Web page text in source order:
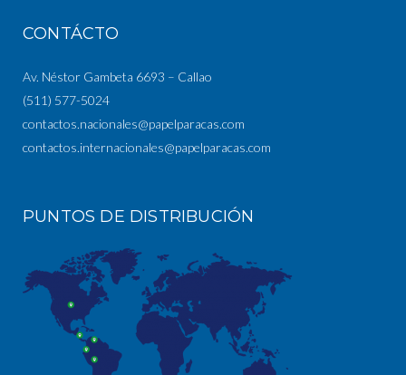
CONTÁCTO
Av. Néstor Gambeta 6693 – Callao
(511) 577-5024
contactos.nacionales@papelparacas.com
contactos.internacionales@papelparacas.com
PUNTOS DE DISTRIBUCIÓN